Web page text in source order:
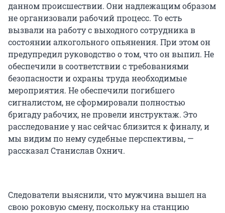
данном происшествии. Они надлежащим образом
не организовали рабочий процесс. То есть
вызвали на работу с выходного сотрудника в
состоянии алкогольного опьянения. При этом он
предупредил руководство о том, что он выпил. Не
обеспечили в соответствии с требованиями
безопасности и охраны труда необходимые
мероприятия. Не обеспечили погибшего
сигналистом, не сформировали полностью
бригаду рабочих, не провели инструктаж. Это
расследование у нас сейчас близится к финалу, и
мы видим по нему судебные перспективы, —
рассказал Станислав Охнич.
Следователи выяснили, что мужчина вышел на
свою роковую смену, поскольку на станцию